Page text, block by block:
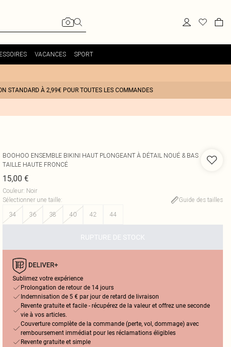
VACANCES SPORT
STANDARD À 2,99€ POUR TOUTES LES COMMANDES
BOOHOO ENSEMBLE BIKINI HAUT PLONGEANT À DÉTAIL NOUÉ & BAS
TAILLE HAUTE FRONCÉ
15,00 €
Couleur: Noir
Sélectionner une taille:
Guide des tailles
34
36 38 40 42 44
RUPTURE DE STOCK
Sublimez votre expérience
Prolongation de retour de 14 jours
Indemnisation de 5 € par jour de retard de livraison
Revente gratuite et facile - récupérez de la valeur et offrez une seconde
vie à vos articles.
Couverture complète de la commande (perte, vol, dommage) avec
remboursement immédiat pour les réclamations éligibles
Revente gratuite et simple